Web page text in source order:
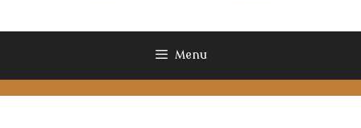
Menu